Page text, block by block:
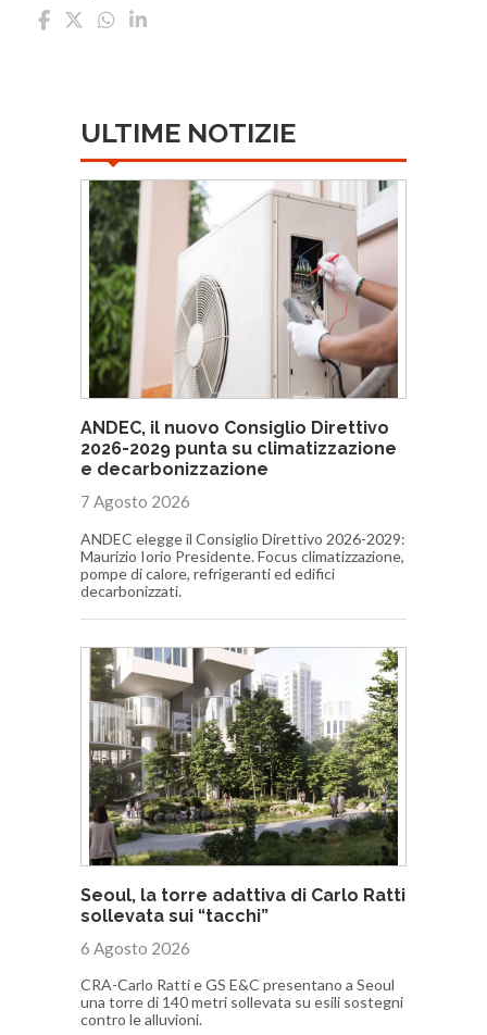
ULTIME NOTIZIE
ANDEC, il nuovo Consiglio Direttivo
2026-2029 punta su climatizzazione
e decarbonizzazione
7 Agosto 2026
ANDEC elegge il Consiglio Direttivo 2026-2029:
Maurizio Iorio Presidente. Focus climatizzazione,
pompe di calore, refrigeranti ed edifici
decarbonizzati.
Seoul, la torre adattiva di Carlo Ratti
sollevata sui “tacchi”
6 Agosto 2026
CRA-Carlo Ratti e GS E&C presentano a Seoul
una torre di 140 metri sollevata su esili sostegni
contro le alluvioni.